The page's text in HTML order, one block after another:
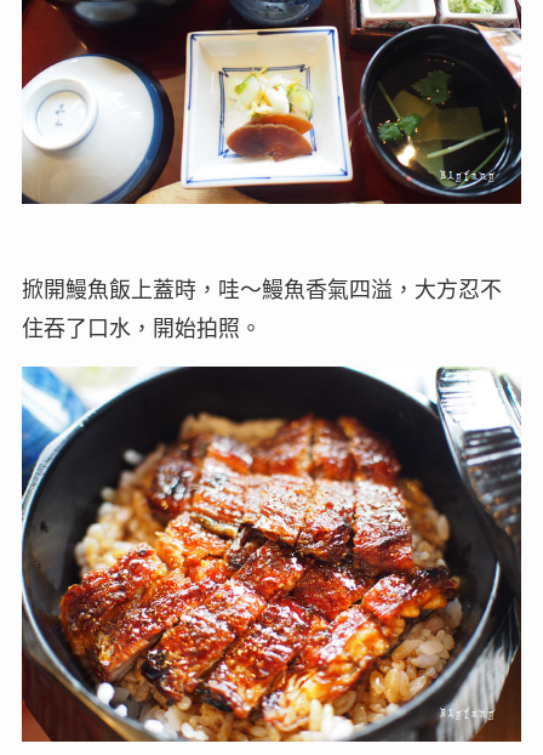
掀開鰻魚飯上蓋時，哇～鰻魚香氣四溢，大方忍不
住吞了口水，開始拍照。